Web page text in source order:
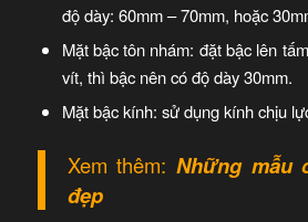
độ dày: 60mm – 70mm, hoặc
Mặt bậc tôn nhám: đặt bậc lên
vít, thì bậc nên có độ dày 30mm.
Mặt bậc kính: sử dụng kính chịu
Xem thêm:Những mẫu
đẹp